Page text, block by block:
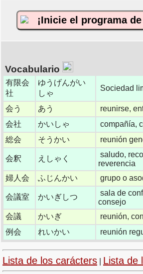
¡Inicie el programa
Vocabulario
有限会
社
ゆうげんがい
しゃ
Sociedad
会う あう
reunirse,
会社
かいしゃ
compañía,
総会
そうかい reunión
会釈 えしゃく
saludo,
reverencia
婦人会
ふじんかい grupo o
会議室 かいぎしつ
sala de
consejo
会議
かいぎ
reunión,
例会
れいかい reunión
Lista de los carácters Lista de